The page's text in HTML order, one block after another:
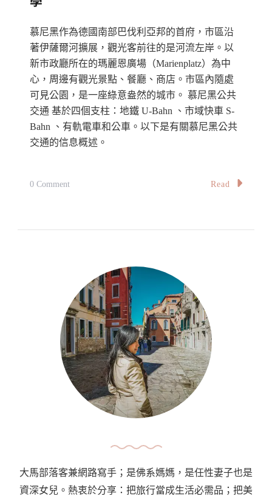
Transport
In
Amsterdam〉
中
慕尼黑作為德國南部巴伐利亞邦的首府，市區沿
著伊薩爾河擴展，觀光客前往的是河流左岸。以
新市政廳所在的瑪麗恩廣場（Marienplatz）為中
心，周邊有觀光景點、餐廳、商店。市區內隨處
可見公園，是一座綠意盎然的城市。 慕尼黑公共
交通 基於四個支柱：地鐵 U-Bahn 、市域快車 S-
Bahn 、有軌電車和公車。以下是有關慕尼黑公共
交通的信息概述。
0 CommentOn
略
｜
MVV
票
價
機
場
Read
大馬部落客兼網路寫手；是佛系媽媽，是任性妻子也是
資深女兒。熱衷於分享：把旅行當成生活必需品；把美